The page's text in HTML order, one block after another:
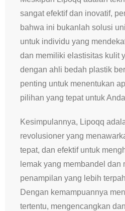
sangat efektif dan inovatif,
bahwa ini bukanlah solusi
untuk individu yang
dan memiliki elastisitas kulit
dengan ahli bedah plastik
penting untuk menentukan
pilihan yang tepat untuk
Kesimpulannya, Lipoqq
revolusioner yang
tepat, dan efektif untuk
lemak yang membandel dan
penampilan yang lebih
Dengan kemampuannya
tertentu, mengencangkan